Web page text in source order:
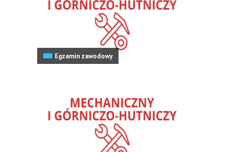
Egzamin zawodowy